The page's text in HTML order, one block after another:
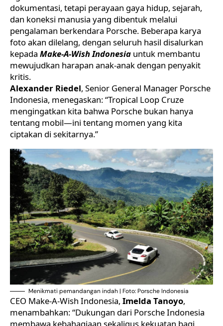
dokumentasi, tetapi perayaan gaya hidup, sejarah,
dan koneksi manusia yang dibentuk melalui
pengalaman berkendara Porsche. Beberapa karya
foto akan dilelang, dengan seluruh hasil disalurkan
kepada Make-A-Wish Indonesia untuk membantu
mewujudkan harapan anak-anak dengan penyakit
kritis.
Alexander Riedel, Senior General Manager Porsche
Indonesia, menegaskan: “Tropical Loop Cruze
mengingatkan kita bahwa Porsche bukan hanya
tentang mobil—ini tentang momen yang kita
ciptakan di sekitarnya.”
Menikmati pemandangan indah | Foto: Porsche Indonesia
CEO Make-A-Wish Indonesia, Imelda Tanoyo,
menambahkan: “Dukungan dari Porsche Indonesia
membawa kebahagiaan sekaligus kekuatan bagi